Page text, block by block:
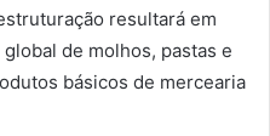
resultará em
de molhos, pastas e
básicos de mercearia